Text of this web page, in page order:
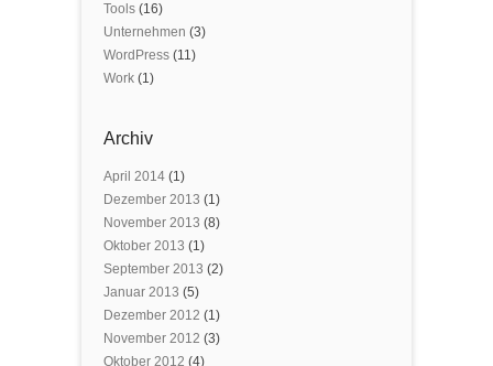
Tools (16)
Unternehmen (3)
WordPress (11)
Work (1)
Archiv
April 2014 (1)
Dezember 2013 (1)
November 2013 (8)
Oktober 2013 (1)
September 2013 (2)
Januar 2013 (5)
Dezember 2012 (1)
November 2012 (3)
Oktober 2012 (4)